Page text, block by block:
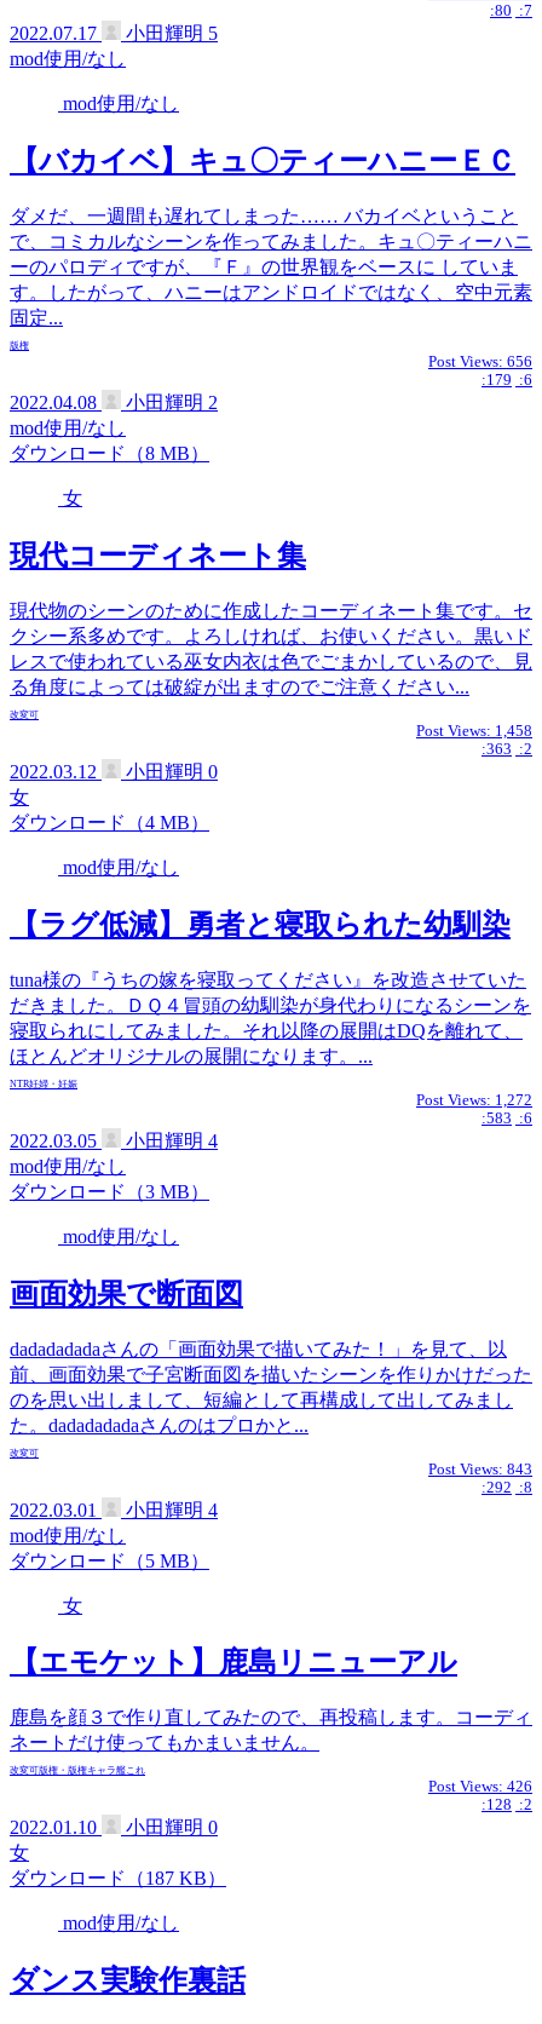
:80 :7
2022.07.17 小田輝明 5
mod使用/なし
mod使用/なし
【バカイベ】キュ〇ティーハニーＥＣ
ダメだ、一週間も遅れてしまった…… バカイベということ
で、コミカルなシーンを作ってみました。キュ〇ティーハニ
ーのパロディですが、『Ｆ』の世界観をベースに していま
す。したがって、ハニーはアンドロイドではなく、空中元素
固定...
版権
Post Views: 656
:179 :6
2022.04.08 小田輝明 2
mod使用/なし
ダウンロード（8 MB）
女
現代コーディネート集
現代物のシーンのために作成したコーディネート集です。セ
クシー系多めです。よろしければ、お使いください。黒いド
レスで使われている巫女内衣は色でごまかしているので、見
る角度によっては破綻が出ますのでご注意ください...
改変可
Post Views: 1,458
:363 :2
2022.03.12 小田輝明 0
女
ダウンロード（4 MB）
mod使用/なし
【ラグ低減】勇者と寝取られた幼馴染
tuna様の『うちの嫁を寝取ってください』を改造させていた
だきました。ＤＱ４冒頭の幼馴染が身代わりになるシーンを
寝取られにしてみました。それ以降の展開はDQを離れて、
ほとんどオリジナルの展開になります。...
NTR妊婦・妊娠
Post Views: 1,272
:583 :6
2022.03.05 小田輝明 4
mod使用/なし
ダウンロード（3 MB）
mod使用/なし
画面効果で断面図
dadadadadaさんの「画面効果で描いてみた！」を見て、以
前、画面効果で子宮断面図を描いたシーンを作りかけだった
のを思い出しまして、短編として再構成して出してみまし
た。dadadadadaさんのはプロかと...
改変可
Post Views: 843
:292 :8
2022.03.01 小田輝明 4
mod使用/なし
ダウンロード（5 MB）
女
【エモケット】鹿島リニューアル
鹿島を顔３で作り直してみたので、再投稿します。コーディ
ネートだけ使ってもかまいません。
改変可版権・版権キャラ艦これ
Post Views: 426
:128 :2
2022.01.10 小田輝明 0
女
ダウンロード（187 KB）
mod使用/なし
ダンス実験作裏話